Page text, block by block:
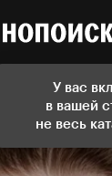
У вас
в вашей
не весь